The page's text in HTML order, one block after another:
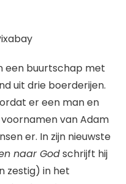
een buurtschap met
uit drie boerderijen.
er een man en
van Adam
er. In zijn nieuwste
naar Godschrijft hij
zestig) in het